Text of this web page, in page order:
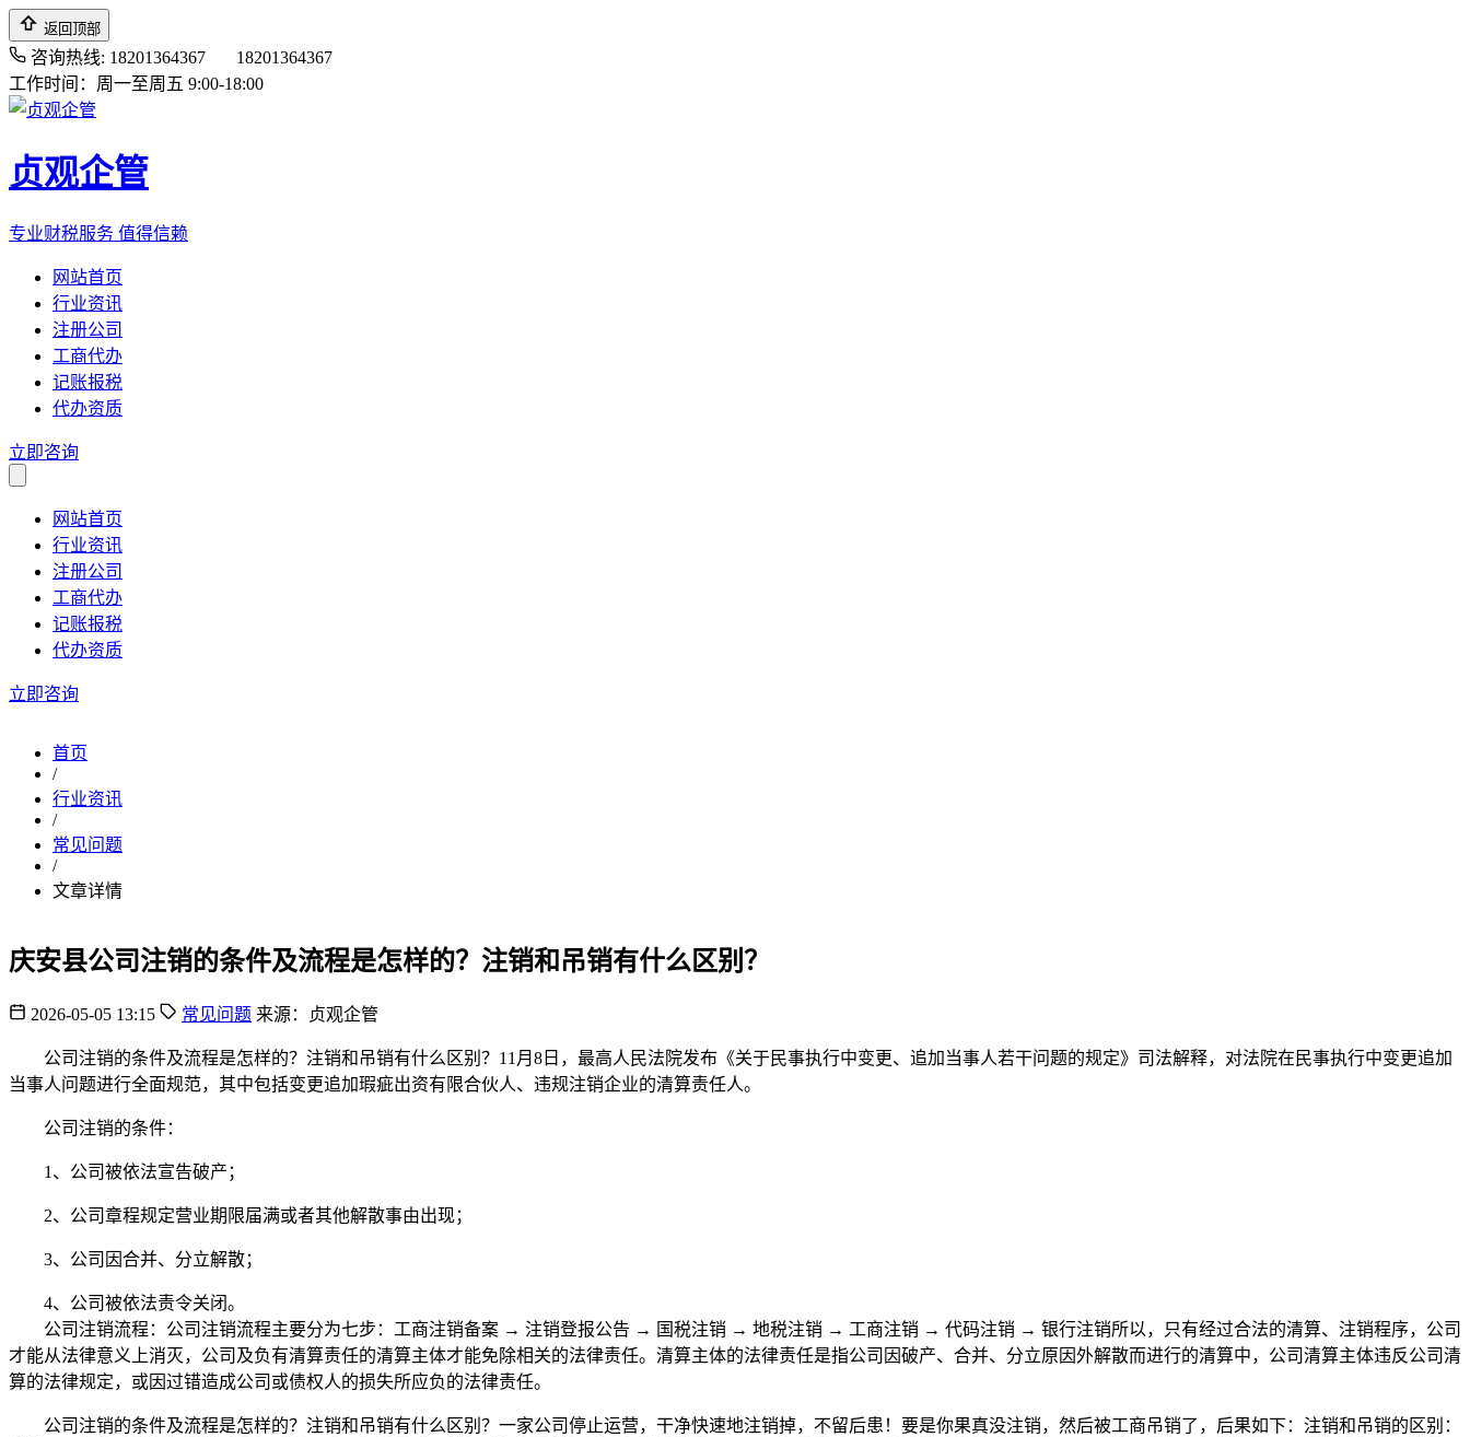
返回顶部
咨询热线: 18201364367
18201364367
工作时间：周一至周五 9:00-18:00
贞观企管
专业财税服务 值得信赖
网站首页
行业资讯
注册公司
工商代办
记账报税
代办资质
立即咨询
网站首页
行业资讯
注册公司
工商代办
记账报税
代办资质
立即咨询
首页
/
行业资讯
/
常见问题
/
文章详情
庆安县公司注销的条件及流程是怎样的？注销和吊销有什么区别？
2026-05-05 13:15 常见问题 来源：贞观企管
公司注销的条件及流程是怎样的？注销和吊销有什么区别？11月8日，最高人民法院发布《关于民事执行中变更、追加当事人若干问题的规定》司法解释，对法院在民事执行中变更追加
当事人问题进行全面规范，其中包括变更追加瑕疵出资有限合伙人、违规注销企业的清算责任人。
公司注销的条件：
1、公司被依法宣告破产；
2、公司章程规定营业期限届满或者其他解散事由出现；
3、公司因合并、分立解散；
4、公司被依法责令关闭。
公司注销流程：公司注销流程主要分为七步：工商注销备案 → 注销登报公告 → 国税注销 → 地税注销 → 工商注销 → 代码注销 → 银行注销所以，只有经过合法的清算、注销程序，公司
才能从法律意义上消灭，公司及负有清算责任的清算主体才能免除相关的法律责任。清算主体的法律责任是指公司因破产、合并、分立原因外解散而进行的清算中，公司清算主体违反公司清
算的法律规定，或因过错造成公司或债权人的损失所应负的法律责任。
公司注销的条件及流程是怎样的？注销和吊销有什么区别？一家公司停止运营，干净快速地注销掉，不留后患！要是你果真没注销，然后被工商吊销了，后果如下：注销和吊销的区别：